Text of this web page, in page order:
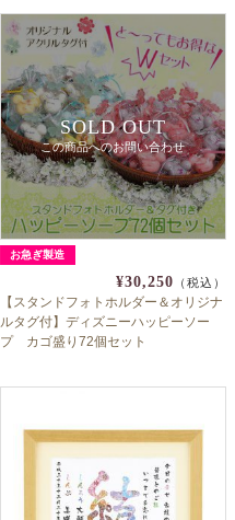
SOLD OUT
この商品へのお問い合わせ
お急ぎ製造
¥30,250 （税込）
【スタンドフォトホルダー＆オリジナ
ルタグ付】ディズニーハッピーソー
プ カゴ盛り72個セット